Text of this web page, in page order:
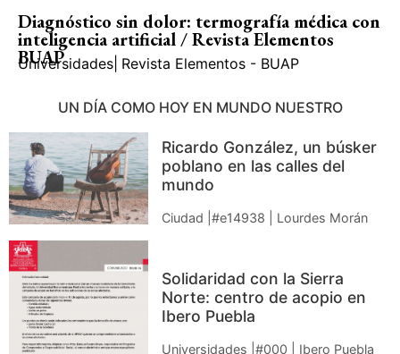
Diagnóstico sin dolor: termografía médica con
inteligencia artificial / Revista Elementos
BUAP
Universidades Revista Elementos - BUAP
UN DÍA COMO HOY EN MUNDO NUESTRO
Ricardo González, un búsker
poblano en las calles del
mundo
Ciudad |#e14938 | Lourdes Morán
Solidaridad con la Sierra
Norte: centro de acopio en
Ibero Puebla
Universidades |#000 | Ibero Puebla